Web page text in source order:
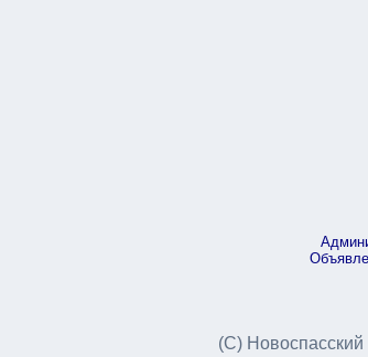
(С) Новоспасский